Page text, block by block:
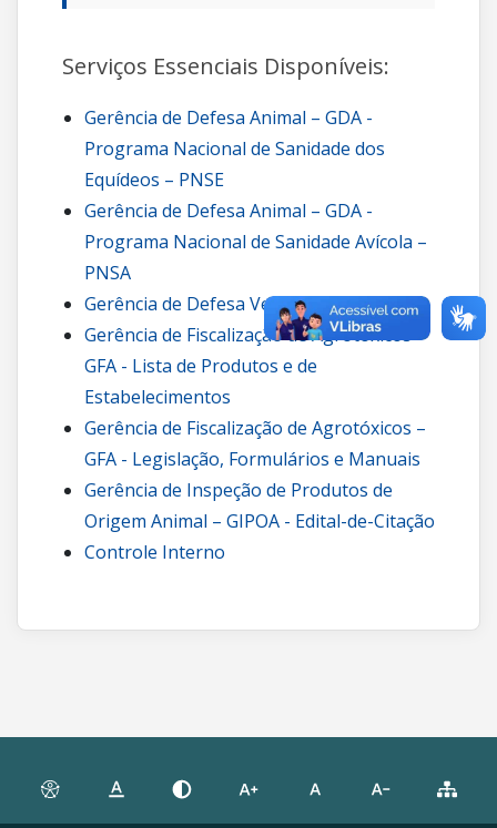
Serviços Essenciais Disponíveis:
Gerência de Defesa Animal – GDA -
Programa Nacional de Sanidade dos
Equídeos – PNSE
Gerência de Defesa Animal – GDA -
Programa Nacional de Sanidade Avícola –
PNSA
Gerência de Defesa Vegetal – GDV
Gerência de Fiscalização de Agrotóxicos –
GFA - Lista de Produtos e de
Estabelecimentos
Gerência de Fiscalização de Agrotóxicos –
GFA - Legislação, Formulários e Manuais
Gerência de Inspeção de Produtos de
Origem Animal – GIPOA - Edital-de-Citação
Controle Interno